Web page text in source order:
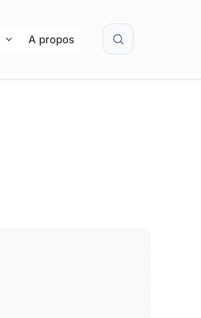
A propos Rechercher